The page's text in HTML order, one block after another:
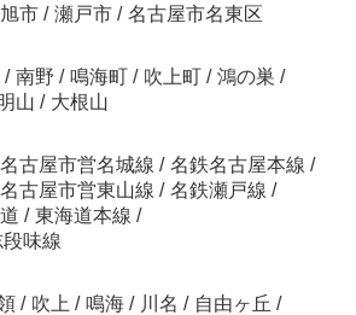
市 / 瀬戸市 / 名古屋市名東区
/ 南野 / 鳴海町 / 吹上町 / 鴻の巣 /
山 / 大根山
名古屋市営名城線 / 名鉄名古屋本線 /
名古屋市営東山線 / 名鉄瀬戸線 /
/ 東海道本線 /
味線
/ 吹上 / 鳴海 / 川名 / 自由ヶ丘 /